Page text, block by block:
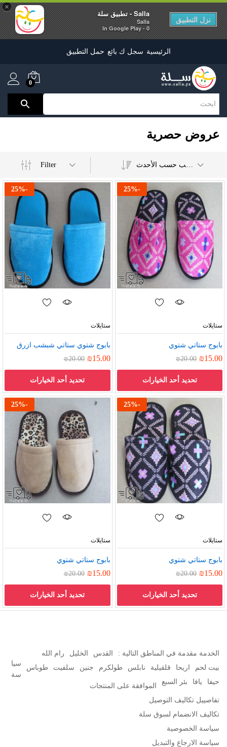
×
Salla - تطبيق سلة
Salla
0 - In Google Play
نزل التطبيق
الرئيسية سجل ك بائع حمل التطبيق
0
عروض حصرية
Filter ترتيب حسب الأحدث
-
25%
ستايلات
بابوج ستاتي شتوي
₪15.00
₪20.00
تحديد أحد الخيارات
-
25%
ستايلات
بابوج شتوي ستاتي شبشب ازرق
₪15.00
₪20.00
تحديد أحد الخيارات
-
25%
ستايلات
بابوج ستاتي شتوي
₪15.00
₪20.00
تحديد أحد الخيارات
-
25%
ستايلات
بابوج ستاتي شتوي
₪15.00
₪20.00
تحديد أحد الخيارات
الخدمة مقدمة في المناطق التالية : القدس الخليل
رام الله
بيت لحم
اريحا قلقيلية نابلس طولكرم جنين سلفيت
طوباس
حيفا
يافا بئر السبع
سيا
سة
الموافقة على المنتجات
تفاصييل تكاليف التوصيل
تكاليف الانضمام لسوق سلة
سياسة الخصوصية
سياسة الارجاع والتبديل